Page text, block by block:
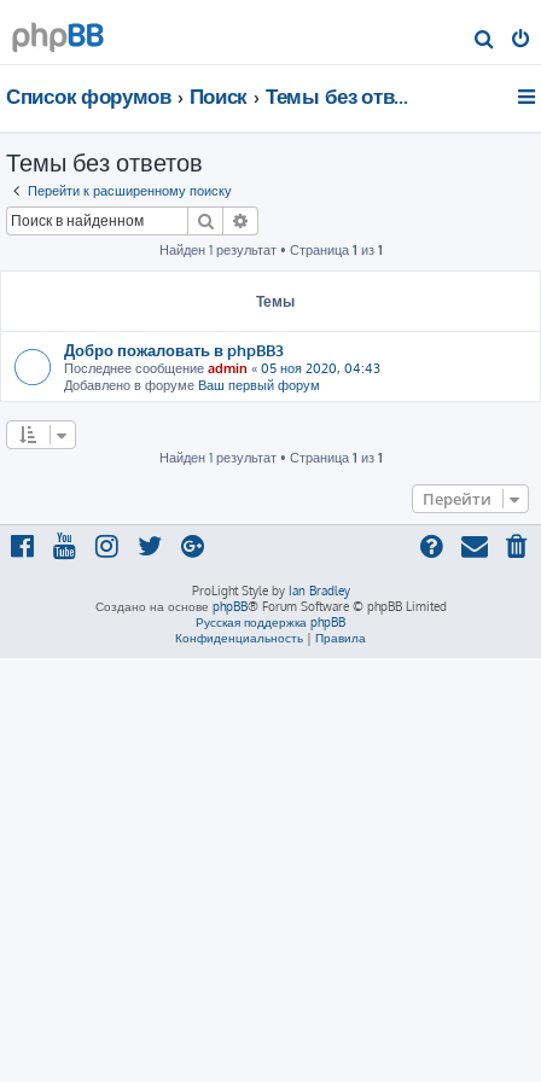
о
Список форумов Поиск Темы без ответов
Темы без ответов
Перейти к расширенному поиску
Поиск
Найден 1 результат • Страница 1 из 1
Темы
Добро пожаловать в phpBB3
Последнее сообщение admin « 05 ноя 2020, 04:43
Добавлено в форуме Ваш первый форум
Найден 1 результат • Страница 1 из 1
Перейти
ProLight Style by Ian Bradley
Создано на основе phpBB® Forum Software © phpBB Limited
Русская поддержка phpBB
Конфиденциальность | Правила